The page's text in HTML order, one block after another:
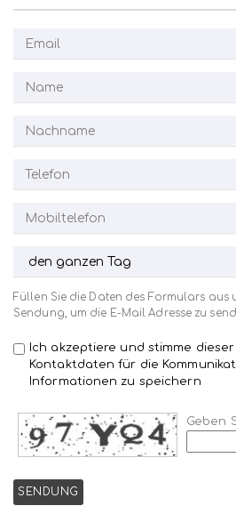
Füllen Sie die Daten des Formulars aus
Sendung, um die E-Mail Adresse zu
Ich akzeptiere und stimme dieser
Kontaktdaten für die
Informationen zu speichern
Geben
SENDUNG